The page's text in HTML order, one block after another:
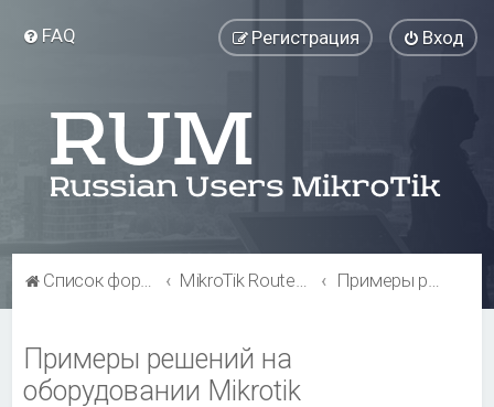
FAQ Вход
Регистрация
Список форумов MikroTik RouterBOARD Примеры решений на оборудовании Mikrotik
Примеры решений на
оборудовании Mikrotik